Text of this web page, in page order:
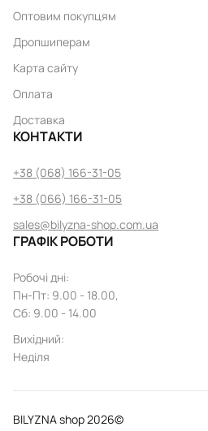
Оптовим покупцям
Дропшиперам
Карта сайту
Оплата
Доставка
КОНТАКТИ
+38 (068) 166-31-05
+38 (066) 166-31-05
sales@bilyzna-shop.com.ua
ГРАФІК РОБОТИ
Робочі дні:
Пн-Пт: 9.00 - 18.00,
Сб: 9.00 - 14.00
Вихідний:
Неділя
BILYZNA shop2026©